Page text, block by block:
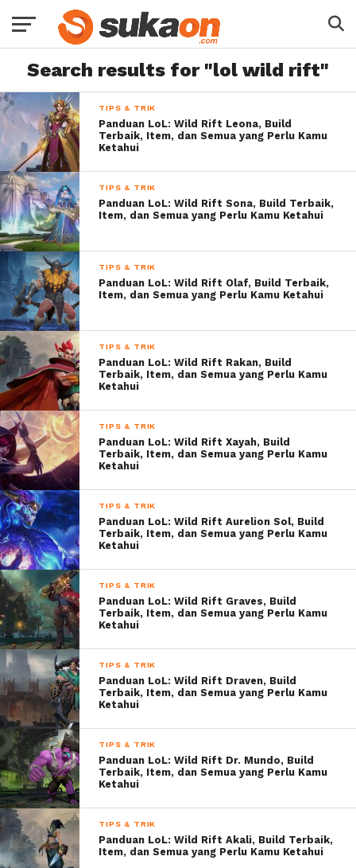
Search results for "lol wild rift"
TIPS & TRIK
Panduan LoL: Wild Rift Leona, Build
Terbaik, Item, dan Semua yang Perlu Kamu
Ketahui
TIPS & TRIK
Panduan LoL: Wild Rift Sona, Build Terbaik,
Item, dan Semua yang Perlu Kamu Ketahui
TIPS & TRIK
Panduan LoL: Wild Rift Olaf, Build Terbaik,
Item, dan Semua yang Perlu Kamu Ketahui
TIPS & TRIK
Panduan LoL: Wild Rift Rakan, Build
Terbaik, Item, dan Semua yang Perlu Kamu
Ketahui
TIPS & TRIK
Panduan LoL: Wild Rift Xayah, Build
Terbaik, Item, dan Semua yang Perlu Kamu
Ketahui
TIPS & TRIK
Panduan LoL: Wild Rift Aurelion Sol, Build
Terbaik, Item, dan Semua yang Perlu Kamu
Ketahui
TIPS & TRIK
Panduan LoL: Wild Rift Graves, Build
Terbaik, Item, dan Semua yang Perlu Kamu
Ketahui
TIPS & TRIK
Panduan LoL: Wild Rift Draven, Build
Terbaik, Item, dan Semua yang Perlu Kamu
Ketahui
TIPS & TRIK
Panduan LoL: Wild Rift Dr. Mundo, Build
Terbaik, Item, dan Semua yang Perlu Kamu
Ketahui
TIPS & TRIK
Panduan LoL: Wild Rift Akali, Build Terbaik,
Item, dan Semua yang Perlu Kamu Ketahui